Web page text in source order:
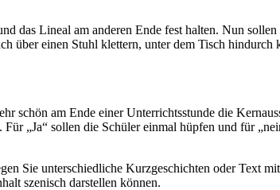
das Lineal am anderen Ende fest halten. Nun
über einen Stuhl klettern, unter dem Tisch hindurch
schön am Ende einer Unterrichtsstunde die
„Ja“ sollen die Schüler einmal hüpfen und für
Sie unterschiedliche Kurzgeschichten oder Text
szenisch darstellen können.